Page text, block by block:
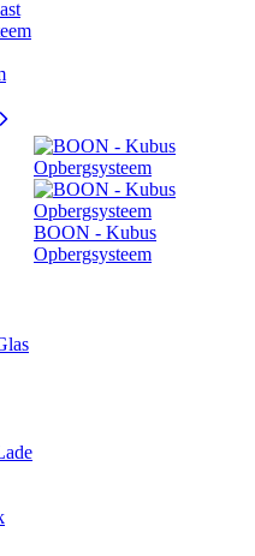
BOON - Kubus
Opbergsysteem